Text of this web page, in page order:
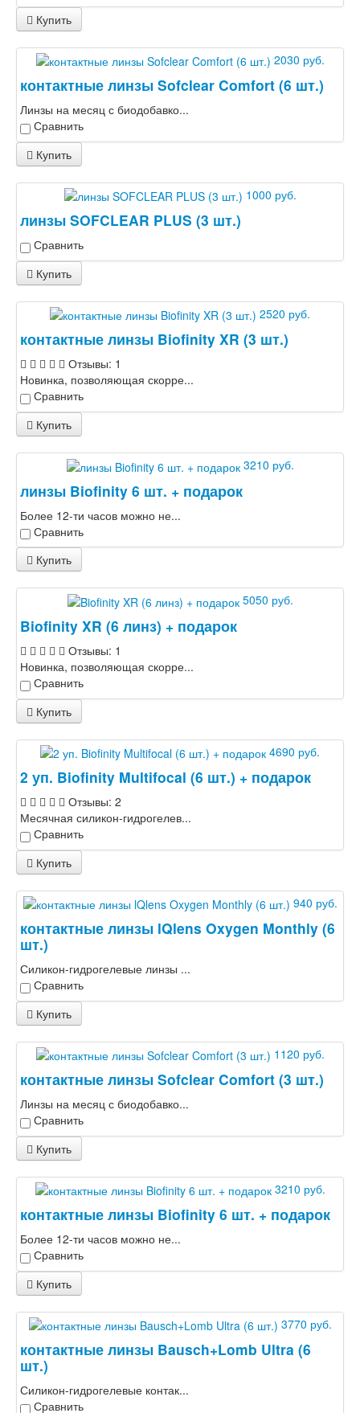
Купить
2030 руб.
контактные линзы Sofclear Comfort (6 шт.)
Линзы на месяц с биодобавко...
Сравнить
Купить
1000 руб.
линзы SOFCLEAR PLUS (3 шт.)
Сравнить
Купить
2520 руб.
контактные линзы Biofinity XR (3 шт.)
Отзывы: 1
Новинка, позволяющая скорре...
Сравнить
Купить
3210 руб.
линзы Biofinity 6 шт. + подарок
Более 12-ти часов можно не...
Сравнить
Купить
5050 руб.
Biofinity XR (6 линз) + подарок
Отзывы: 1
Новинка, позволяющая скорре...
Сравнить
Купить
4690 руб.
2 уп. Biofinity Multifocal (6 шт.) + подарок
Отзывы: 2
Месячная силикон-гидрогелев...
Сравнить
Купить
940 руб.
контактные линзы lQlens Oxygen Monthly (6
шт.)
Силикон-гидрогелевые линзы ...
Сравнить
Купить
1120 руб.
контактные линзы Sofclear Comfort (3 шт.)
Линзы на месяц с биодобавко...
Сравнить
Купить
3210 руб.
контактные линзы Biofinity 6 шт. + подарок
Более 12-ти часов можно не...
Сравнить
Купить
3770 руб.
контактные линзы Bausch+Lomb Ultra (6
шт.)
Силикон-гидрогелевые контак...
Сравнить